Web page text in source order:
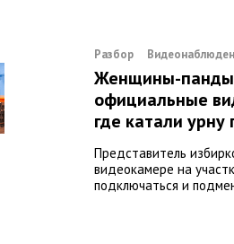
Разбор
Женщины-
официальные
где катали урну
Представитель
видеокамере на
подключаться и